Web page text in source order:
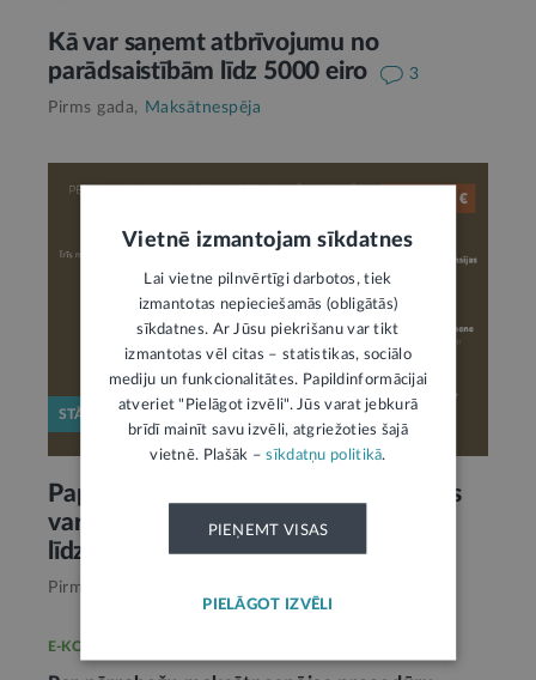
Kā var saņemt atbrīvojumu no
parādsaistībām līdz 5000 eiro
3
Pirms gada,
Maksātnespēja
STĀJAS SPĒKĀ
Paplašināts fizisko personu loks, kuras
var tikt atbrīvotas no parādsaistībām
līdz 5000 eiro
4
Pirms gada,
E-KONSULTĀCIJA
Vietnē izmantojam sīkdatnes
Lai vietne pilnvērtīgi darbotos, tiek
izmantotas nepieciešamās (obligātās)
sīkdatnes. Ar Jūsu piekrišanu var tikt
izmantotas vēl citas – statistikas, sociālo
mediju un funkcionalitātes. Papildinformācijai
atveriet "Pielāgot izvēli". Jūs varat jebkurā
brīdī mainīt savu izvēli, atgriežoties šajā
vietnē. Plašāk –sīkdatņu politikā.
PIEŅEMT VISAS
PIELĀGOT IZVĒLI